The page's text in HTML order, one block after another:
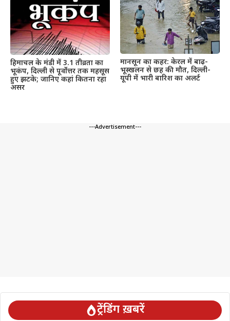
हिमाचल के मंडी में 3.1 तीव्रता का
भूकंप, दिल्ली से पूर्वोत्तर तक महसूस
हुए झटके; जानिए कहां कितना रहा
असर
मानसून का कहर: केरल में बाढ़-
भूस्खलन से छह की मौत, दिल्ली-
यूपी में भारी बारिश का अलर्ट
---Advertisement---
ट्रेंडिंग ख़बरें